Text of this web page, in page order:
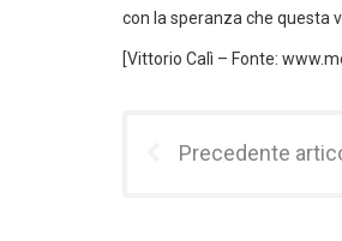
con la speranza che questa
[Vittorio Calì – Fonte:
Precedente